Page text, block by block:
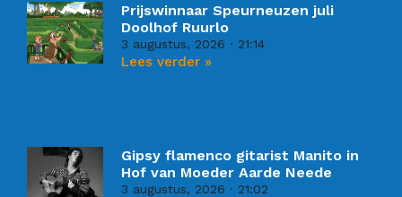
Prijswinnaar Speurneuzen juli
Doolhof Ruurlo
3 augustus, 2026 21:14
Lees verder »
Gipsy flamenco gitarist Manito in
Hof van Moeder Aarde Neede
3 augustus, 2026 21:02